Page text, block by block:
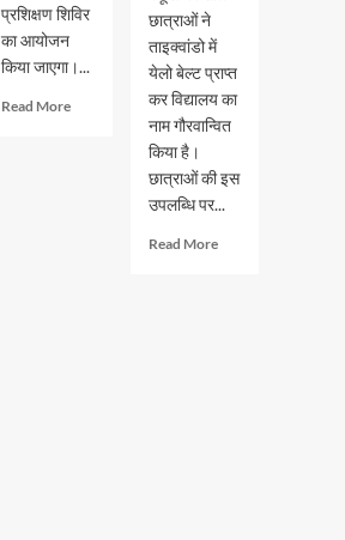
प्रशिक्षण शिविर
का आयोजन
किया जाएगा।...
Read MoreRead
छात्राओं ने
ताइक्वांडो में
येलो बेल्ट प्राप्त
कर विद्यालय का
नाम गौरवान्वित
किया है।
छात्राओं की इस
उपलब्धि पर...
Read MoreRead